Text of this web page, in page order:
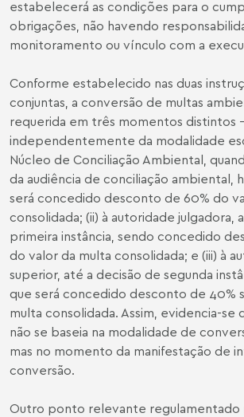
estabelecerá as condições para o
obrigações, não havendo
monitoramento ou vínculo com a
Conforme estabelecido nas duas
conjuntas, a conversão de multas
requerida em três momentos distintos
independentemente da modalidade
Núcleo de Conciliação Ambiental,
da audiência de conciliação ambiental,
será concedido desconto de 60% do
consolidada; (ii) à autoridade julgadora,
primeira instância, sendo concedido
do valor da multa consolidada; e (iii) à
superior, até a decisão de segunda
que será concedido desconto de 40%
multa consolidada. Assim, evidencia-se
não se baseia na modalidade de
mas no momento da manifestação de
conversão.
Outro ponto relevante regulamentado